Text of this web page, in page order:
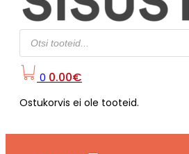
Products
search
0 0.00€
Ostukorvis ei ole tooteid.